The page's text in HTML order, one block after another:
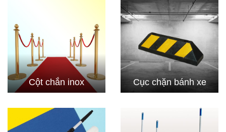
Cột chắn inox Cục chặn bánh xe